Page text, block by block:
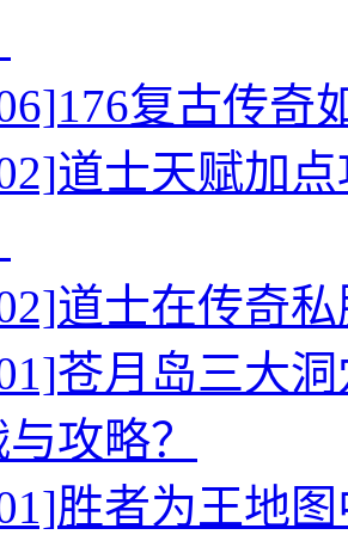
176复古传奇
道士天赋加
道士在传奇
苍月岛三大
攻略？
胜者为王地